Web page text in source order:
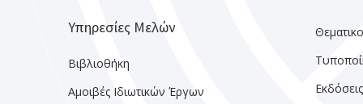
Υπηρεσίες Μελών
Βιβλιοθήκη
Αμοιβές Ιδιωτικών Έργων
Εκδόσεις